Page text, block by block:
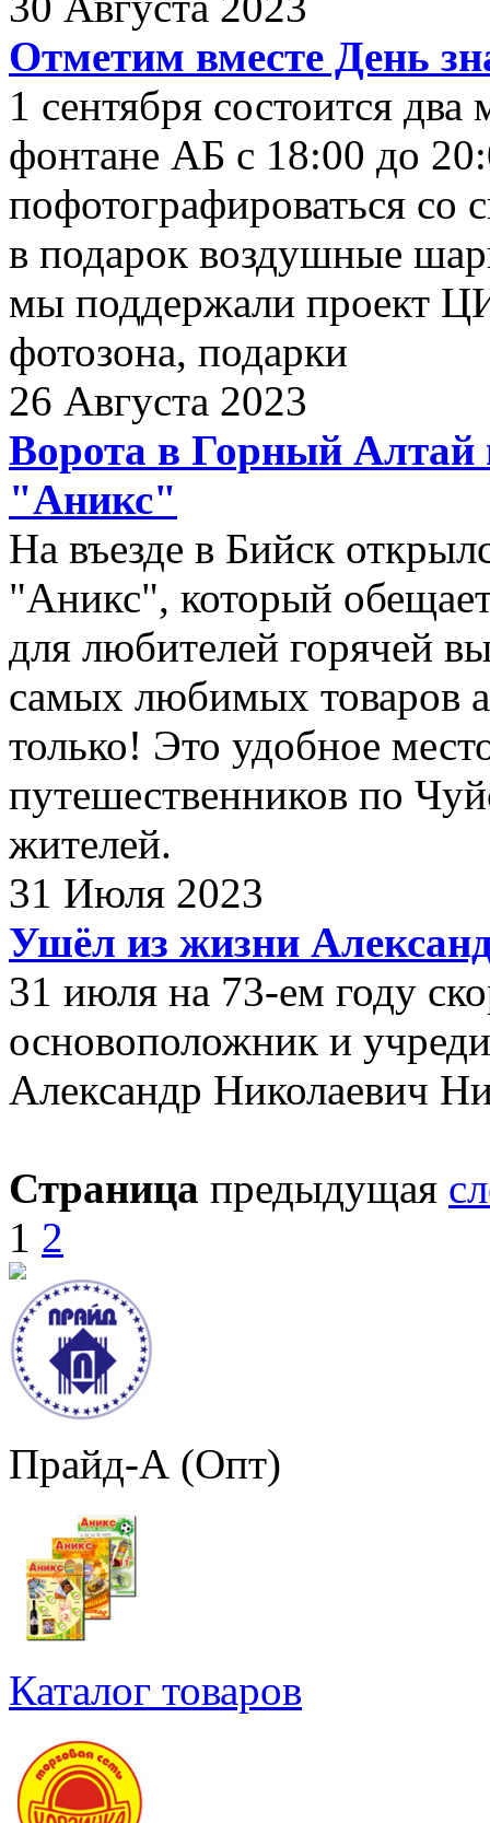
Отметим вместе День
1 сентября состоится
фонтане АБ с 18:00 до
пофотографироваться со
в подарок воздушные
мы поддержали проект
фотозона, подарки
26 Августа 2023
Ворота в Горный Алтай
"Аникс"
На въезде в Бийск
"Аникс", который
для любителей горячей
самых любимых товаров
только! Это удобное
путешественников по
жителей.
31 Июля 2023
Ушёл из жизни
31 июля на 73-ем году
основоположник и
Александр Николаевич
Страница предыдущая
1 2
Прайд-А (Опт)
Каталог товаров